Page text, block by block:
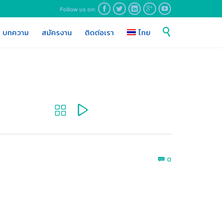
Follow us on:     
Skip
to
บทความ สมัครงาน ติดต่อเรา ไทย 
 
 0